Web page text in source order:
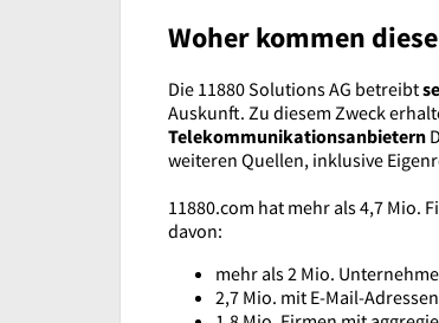
Woher kommen
Die 11880 Solutions AG betreibt
Auskunft. Zu diesem Zweck
Telekommunikationsanbietern
weiteren Quellen, inklusive
11880.com hat mehr als 4,7 Mio.
davon:
mehr als 2 Mio.
2,7 Mio. mit E-Mail-